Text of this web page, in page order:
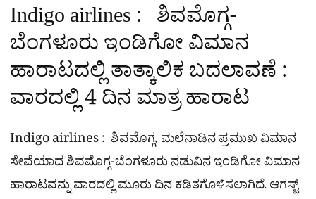
Indigo airlines : ಶಿವಮೊಗ್ಗ-
ಬೆಂಗಳೂರು ಇಂಡಿಗೋ ವಿಮಾನ
ಹಾರಾಟದಲ್ಲಿ ತಾತ್ಕಾಲಿಕ ಬದಲಾವಣೆ :
ವಾರದಲ್ಲಿ 4 ದಿನ ಮಾತ್ರ ಹಾರಾಟ
Indigo airlines : ಶಿವಮೊಗ್ಗ, ಮಲೆನಾಡಿನ ಪ್ರಮುಖ ವಿಮಾನ
ಸೇವೆಯಾದ ಶಿವಮೊಗ್ಗ-ಬೆಂಗಳೂರು ನಡುವಿನ ಇಂಡಿಗೋ ವಿಮಾನ
ಹಾರಾಟವನ್ನು ವಾರದಲ್ಲಿ ಮೂರು ದಿನ ಕಡಿತಗೊಳಿಸಲಾಗಿದೆ. ಆಗಸ್ಟ್​